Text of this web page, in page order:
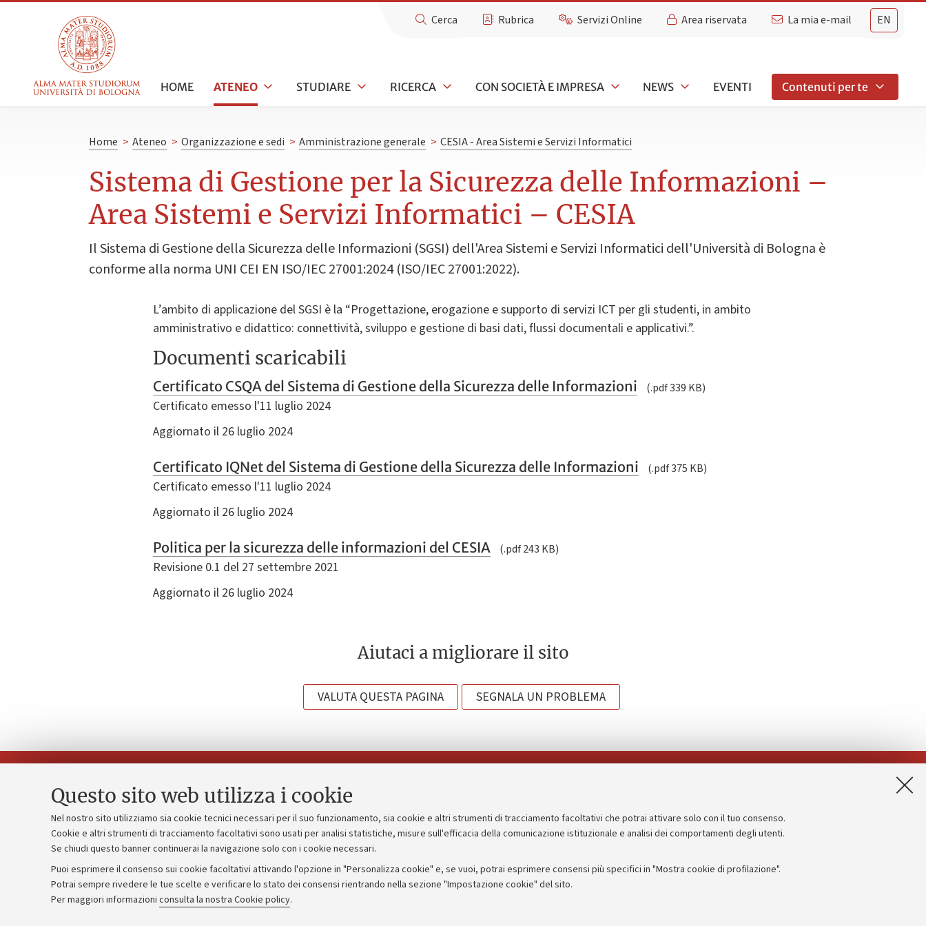
Questo sito web utilizza i cookie
Nel nostro sito utilizziamo sia cookie tecnici necessari per il suo funzionamento, sia cookie e altri strumenti di tracciamento facoltativi che potrai attivare solo con il tuo consenso.
Cookie e altri strumenti di tracciamento facoltativi sono usati per analisi statistiche, misure sull'efficacia della comunicazione istituzionale e analisi dei comportamenti degli utenti.
Se chiudi questo banner continuerai la navigazione solo con i cookie necessari.
Puoi esprimere il consenso sui cookie facoltativi attivando l'opzione in "Personalizza cookie" e, se vuoi, potrai esprimere consensi più specifici in "Mostra cookie di profilazione".
Potrai sempre rivedere le tue scelte e verificare lo stato dei consensi rientrando nella sezione "Impostazione cookie" del sito.
Per maggiori informazioni consulta la nostra Cookie policy.
EN
Cerca Rubrica Servizi Online Area riservata La mia e-mail
HOME ATENEO STUDIARE RICERCA CON SOCIETÀ E IMPRESA NEWS EVENTI Contenuti per te
Home > Ateneo > Organizzazione e sedi > Amministrazione generale > CESIA - Area Sistemi e Servizi Informatici
Sistema di Gestione per la Sicurezza delle Informazioni –
Area Sistemi e Servizi Informatici – CESIA
Il Sistema di Gestione della Sicurezza delle Informazioni (SGSI) dell'Area Sistemi e Servizi Informatici dell'Università di Bologna è
conforme alla norma UNI CEI EN ISO/IEC 27001:2024 (ISO/IEC 27001:2022).
L’ambito di applicazione del SGSI è la “Progettazione, erogazione e supporto di servizi ICT per gli studenti, in ambito
amministrativo e didattico: connettività, sviluppo e gestione di basi dati, flussi documentali e applicativi.”.
Documenti scaricabili
Certificato CSQA del Sistema di Gestione della Sicurezza delle Informazioni (.pdf 339 KB)
Certificato emesso l'11 luglio 2024
Aggiornato il 26 luglio 2024
Certificato IQNet del Sistema di Gestione della Sicurezza delle Informazioni (.pdf 375 KB)
Certificato emesso l'11 luglio 2024
Aggiornato il 26 luglio 2024
Politica per la sicurezza delle informazioni del CESIA (.pdf 243 KB)
Revisione 0.1 del 27 settembre 2021
Aggiornato il 26 luglio 2024
Aiutaci a migliorare il sito
VALUTA QUESTA PAGINA SEGNALA UN PROBLEMA
Contatti e PEC
Uffici dell'amministrazione generale
Lavora con noi
Alumni community
Piano strategico
Bilanci
Donazioni e 5x1000
Merchandising - UniboStore
Bandi, gare e concorsi
Amministrazione trasparente
Informazioni sul sito e accessibilità
Privacy e note legali